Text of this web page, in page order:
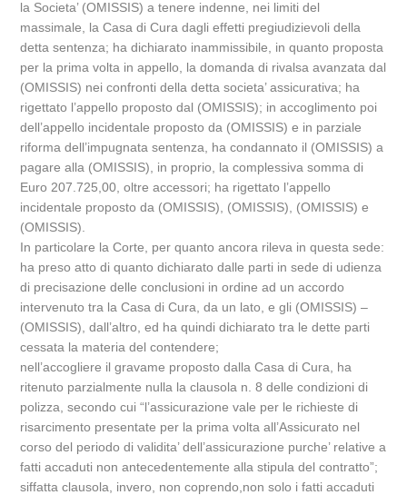
la Societa’ (OMISSIS) a tenere indenne, nei limiti del
massimale, la Casa di Cura dagli effetti pregiudizievoli della
detta sentenza; ha dichiarato inammissibile, in quanto proposta
per la prima volta in appello, la domanda di rivalsa avanzata dal
(OMISSIS) nei confronti della detta societa’ assicurativa; ha
rigettato l’appello proposto dal (OMISSIS); in accoglimento poi
dell’appello incidentale proposto da (OMISSIS) e in parziale
riforma dell’impugnata sentenza, ha condannato il (OMISSIS) a
pagare alla (OMISSIS), in proprio, la complessiva somma di
Euro 207.725,00, oltre accessori; ha rigettato l’appello
incidentale proposto da (OMISSIS), (OMISSIS), (OMISSIS) e
(OMISSIS).
In particolare la Corte, per quanto ancora rileva in questa sede:
ha preso atto di quanto dichiarato dalle parti in sede di udienza
di precisazione delle conclusioni in ordine ad un accordo
intervenuto tra la Casa di Cura, da un lato, e gli (OMISSIS) –
(OMISSIS), dall’altro, ed ha quindi dichiarato tra le dette parti
cessata la materia del contendere;
nell’accogliere il gravame proposto dalla Casa di Cura, ha
ritenuto parzialmente nulla la clausola n. 8 delle condizioni di
polizza, secondo cui “l’assicurazione vale per le richieste di
risarcimento presentate per la prima volta all’Assicurato nel
corso del periodo di validita’ dell’assicurazione purche’ relative a
fatti accaduti non antecedentemente alla stipula del contratto”;
siffatta clausola, invero, non coprendo,non solo i fatti accaduti